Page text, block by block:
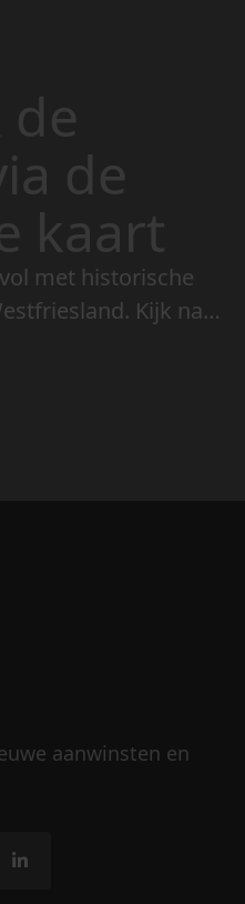
de
kaart
met historische
Kijk naar
aanwinsten en